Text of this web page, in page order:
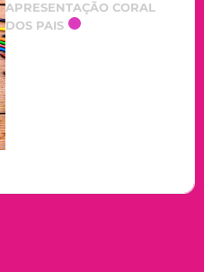
APRESENTAÇÃO CORAL
DOS PAIS